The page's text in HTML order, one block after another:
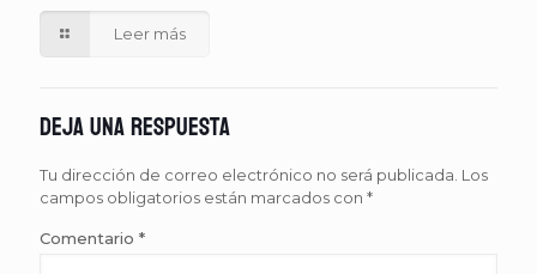
Leer más
Deja una respuesta
Tu dirección de correo electrónico no será publicada. Los
campos obligatorios están marcados con *
Comentario *